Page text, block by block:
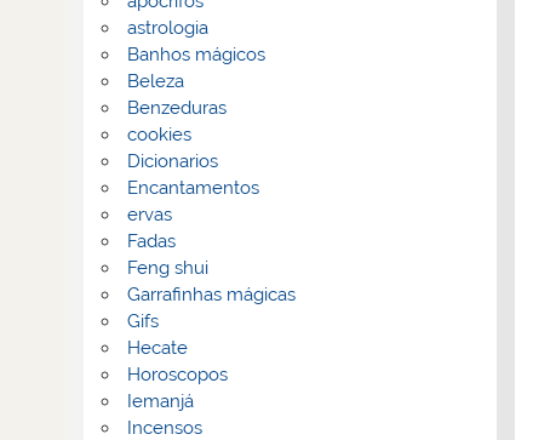
astrologia
Banhos mágicos
Beleza
Benzeduras
cookies
Dicionarios
Encantamentos
ervas
Fadas
Feng shui
Garrafinhas mágicas
Gifs
Hecate
Horoscopos
Iemanjá
Incensos